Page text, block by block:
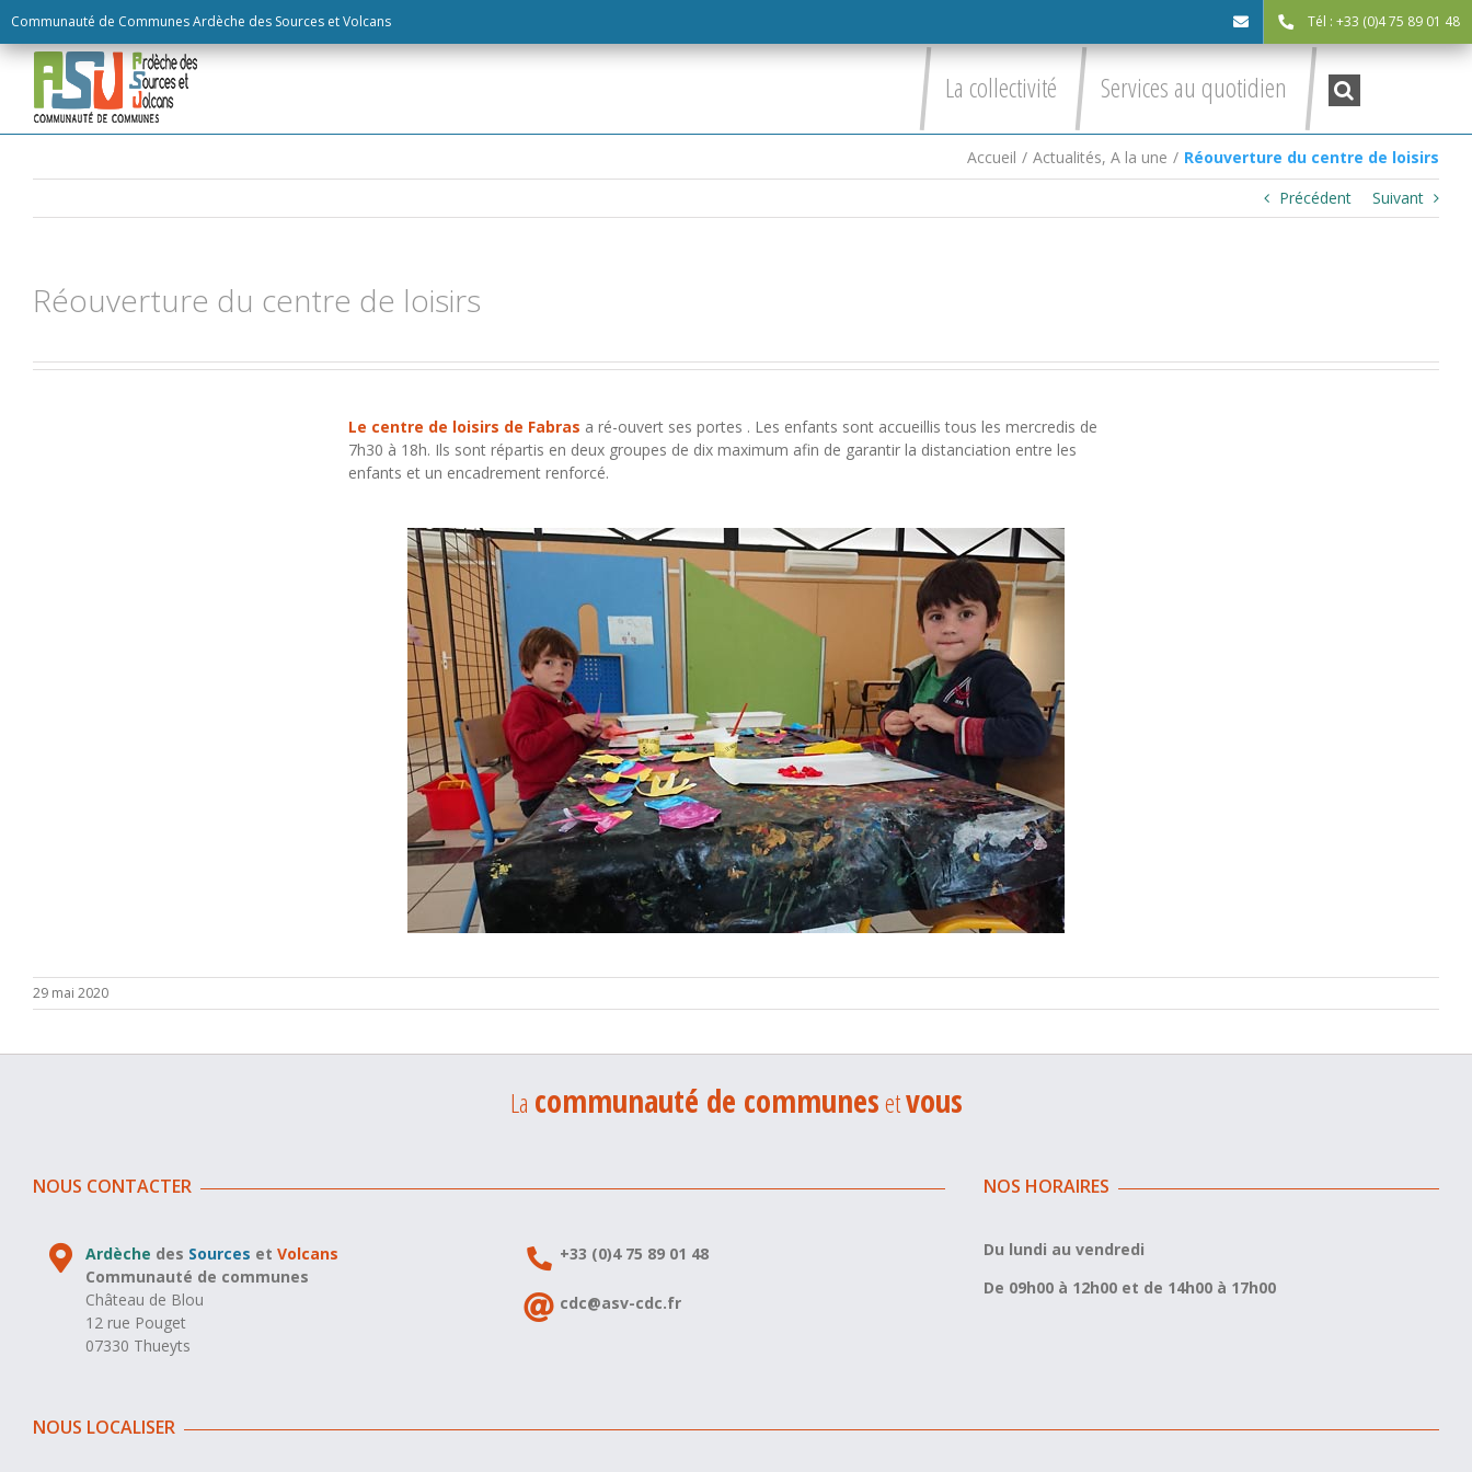
Communauté de Communes Ardèche des Sources et Volcans Tél : +33 (0)4 75 89 01 48
to
content
La collectivité Services au quotidien Recherche
:
Accueil / Actualités, A la une / Réouverture du centre de loisirs
Précédent
Suivant
Réouverture du centre de loisirs
Le centre de loisirs de Fabras a ré-ouvert ses portes . Les enfants sont accueillis tous les mercredis de
7h30 à 18h. Ils sont répartis en deux groupes de dix maximum afin de garantir la distanciation entre les
enfants et un encadrement renforcé.
29 mai 2020
La communauté de communesetvous
NOUS CONTACTER
Ardèche des Sources etVolcans
Communauté de communes
Château de Blou
12 rue Pouget
07330 Thueyts
+33 (0)4 75 89 01 48
cdc@asv-cdc.fr
NOS HORAIRES
Du lundi au vendredi
De 09h00 à 12h00 et de 14h00 à 17h00
NOUS LOCALISER